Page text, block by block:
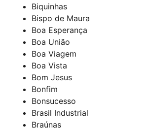
Biquinhas
Bispo de Maura
Boa Esperança
Boa União
Boa Viagem
Boa Vista
Bom Jesus
Bonfim
Bonsucesso
Brasil Industrial
Braúnas